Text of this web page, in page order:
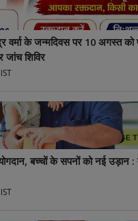
वर्मा के जन्मदिवस पर 10 अगस्त को
जांच शिविर
योगदान, बच्चों के सपनों को नई उड़ान